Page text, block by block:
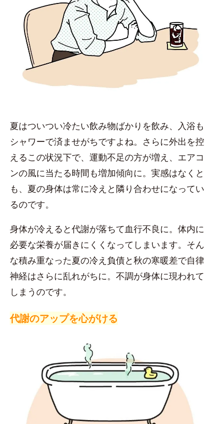
夏はついつい冷たい飲み物ばかりを飲み、入浴も
シャワーで済ませがちですよね。さらに外出を控
えるこの状況下で、運動不足の方が増え、エアコ
ンの風に当たる時間も増加傾向に。実感はなくと
も、夏の身体は常に冷えと隣り合わせになってい
るのです。
身体が冷えると代謝が落ちて血行不良に。体内に
必要な栄養が届きにくくなってしまいます。そん
な積み重なった夏の冷え負債と秋の寒暖差で自律
神経はさらに乱れがちに。不調が身体に現われて
しまうのです。
代謝のアップを心がける